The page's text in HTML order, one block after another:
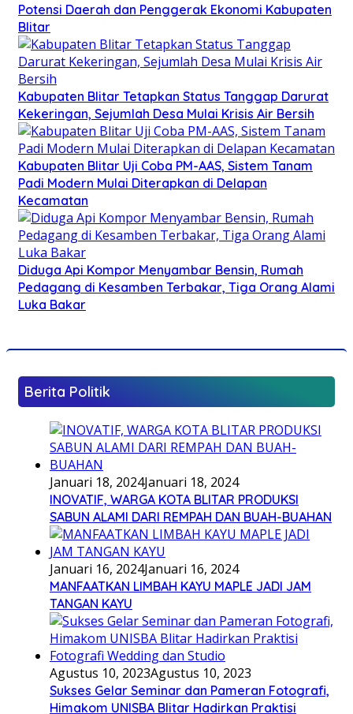
Potensi Daerah dan Penggerak Ekonomi Kabupaten
Blitar
Kabupaten Blitar Tetapkan Status Tanggap Darurat
Kekeringan, Sejumlah Desa Mulai Krisis Air Bersih
Kabupaten Blitar Uji Coba PM-AAS, Sistem Tanam
Padi Modern Mulai Diterapkan di Delapan
Kecamatan
Diduga Api Kompor Menyambar Bensin, Rumah
Pedagang di Kesamben Terbakar, Tiga Orang Alami
Luka Bakar
Berita Politik
Januari 18, 2024Januari 18, 2024
INOVATIF, WARGA KOTA BLITAR PRODUKSI
SABUN ALAMI DARI REMPAH DAN BUAH-BUAHAN
Januari 16, 2024Januari 16, 2024
MANFAATKAN LIMBAH KAYU MAPLE JADI JAM
TANGAN KAYU
Agustus 10, 2023Agustus 10, 2023
Sukses Gelar Seminar dan Pameran Fotografi,
Himakom UNISBA Blitar Hadirkan Praktisi